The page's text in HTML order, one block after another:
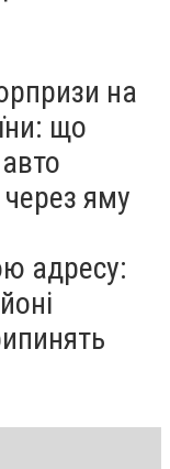
на
що
яму
адресу: